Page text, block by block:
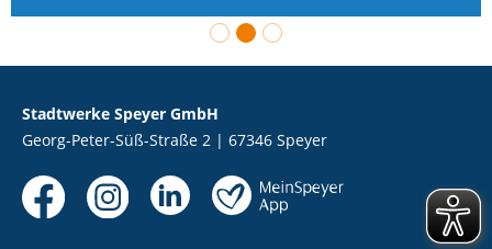
Stadtwerke Speyer GmbH
Georg-Peter-Süß-Straße 2 | 67346 Speyer